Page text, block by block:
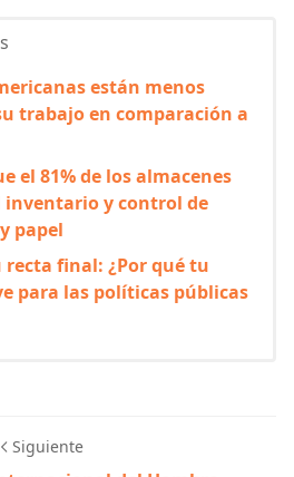
están menos
trabajo en comparación a
el 81% de los almacenes
inventario y control de
papel
recta final: ¿Por qué tu
para las políticas públicas
Siguiente